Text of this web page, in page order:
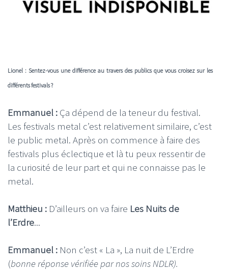
Lionel : Sentez-vous une différence au travers des publics que vous croisez sur les
différents festivals ?
Emmanuel : Ça dépend de la teneur du festival.
Les festivals metal c’est relativement similaire, c’est
le public metal. Après on commence à faire des
festivals plus éclectique et là tu peux ressentir de
la curiosité de leur part et qui ne connaisse pas le
metal.
Matthieu : D’ailleurs on va faire Les Nuits de
l’Erdre...
Emmanuel : Non c’est « La », La nuit de L’Erdre
(bonne réponse vérifiée par nos soins NDLR).